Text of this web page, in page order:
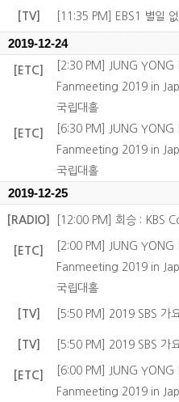
[TV] [11:35 PM] EBS1 별일
2019-12-24
[ETC]
[2:30 PM] JUNG
Fanmeeting 2019 in
국립대홀
[ETC]
[6:30 PM] JUNG
Fanmeeting 2019 in
국립대홀
2019-12-25
[RADIO] [12:00 PM] 회승 : KBS
[ETC]
[2:00 PM] JUNG
Fanmeeting 2019 in
국립대홀
[TV] [5:50 PM] 2019 SBS 가
[TV] [5:50 PM] 2019 SBS 가
[ETC]
[6:00 PM] JUNG
Fanmeeting 2019 in